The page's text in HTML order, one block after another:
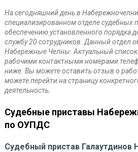
На сегодняшний день в
специализированном отделе судебных
обеспечению установленного порядка
службу 20 сотрудников. Данный отдел
Набережные Челны. Актуальный
рабочими контактными номерами
ниже. Вы можете оставить отзыв о
можете перейти на страницу
деятельность.
Судебные приставы
по ОУПДС
Судебный пристав Галаутдинов